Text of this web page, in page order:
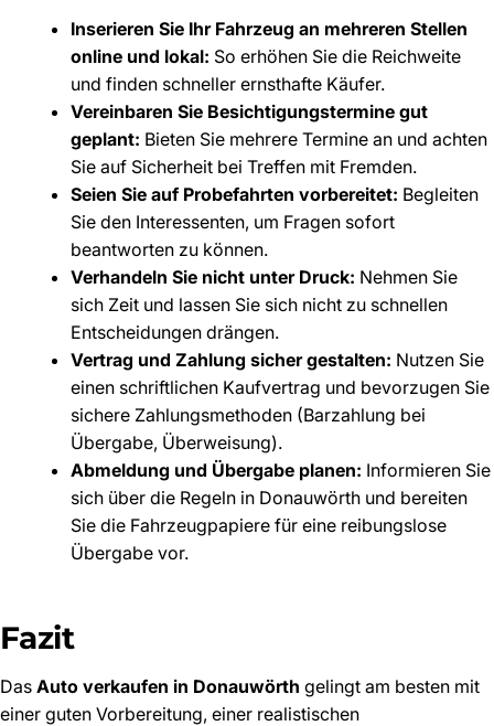
Inserieren Sie Ihr Fahrzeug an mehreren Stellen
online und lokal: So erhöhen Sie die Reichweite
und finden schneller ernsthafte Käufer.
Vereinbaren Sie Besichtigungstermine gut
geplant: Bieten Sie mehrere Termine an und achten
Sie auf Sicherheit bei Treffen mit Fremden.
Seien Sie auf Probefahrten vorbereitet: Begleiten
Sie den Interessenten, um Fragen sofort
beantworten zu können.
Verhandeln Sie nicht unter Druck: Nehmen Sie
sich Zeit und lassen Sie sich nicht zu schnellen
Entscheidungen drängen.
Vertrag und Zahlung sicher gestalten: Nutzen Sie
einen schriftlichen Kaufvertrag und bevorzugen Sie
sichere Zahlungsmethoden (Barzahlung bei
Übergabe, Überweisung).
Abmeldung und Übergabe planen: Informieren Sie
sich über die Regeln in Donauwörth und bereiten
Sie die Fahrzeugpapiere für eine reibungslose
Übergabe vor.
Fazit
Das Auto verkaufen in Donauwörth gelingt am besten mit
einer guten Vorbereitung, einer realistischen